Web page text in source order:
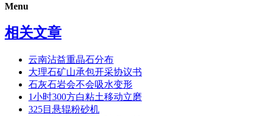
Menu
相关文章
云南沾益重晶石分布
大理石矿山承包开采协议书
石灰石岩会不会吸水变形
1小时300方白粘土移动立磨
325目悬辊粉砂机